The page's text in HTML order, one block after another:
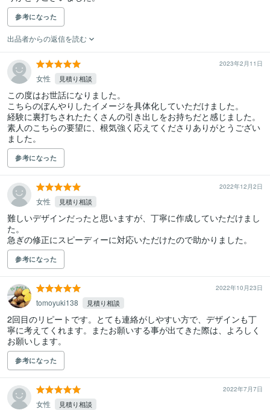
参考になった
出品者からの返信を読む
2023年2月11日
女性 見積り相談
この度はお世話になりました。
こちらのぼんやりしたイメージを具体化していただけました。
経験に裏打ちされたたくさんの引き出しをお持ちだと感じました。
素人のこちらの要望に、根気強く応えてくださりありがとうござい
参考になった
2022年12月2日
女性 見積り相談
難しいデザインだったと思いますが、丁寧に作成していただけまし
た。
急ぎの修正にスピーディーに対応いただけたので助かりました。
参考になった
2022年10月23日
tomoyuki138 見積り相談
2回目のリピートです。とても連絡がしやすい方で、デザインも丁
寧に考えてくれます。またお願いする事が出てきた際は、よろしく
お願いします。
参考になった
2022年7月7日
女性 見積り相談